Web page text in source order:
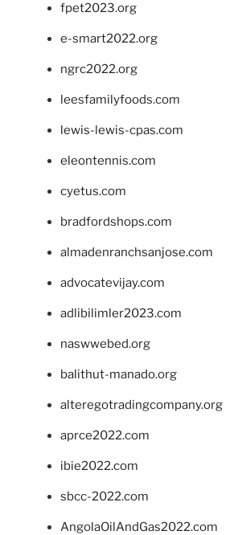
fpet2023.org
e-smart2022.org
ngrc2022.org
leesfamilyfoods.com
lewis-lewis-cpas.com
eleontennis.com
cyetus.com
bradfordshops.com
almadenranchsanjose.com
advocatevijay.com
adlibilimler2023.com
naswwebed.org
balithut-manado.org
alteregotradingcompany.org
aprce2022.com
ibie2022.com
sbcc-2022.com
AngolaOilAndGas2022.com